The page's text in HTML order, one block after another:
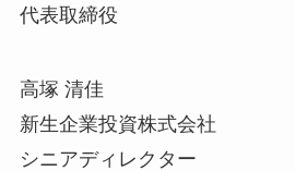
代表取締役
高塚 清佳
新生企業投資株式会社
シニアディレクター